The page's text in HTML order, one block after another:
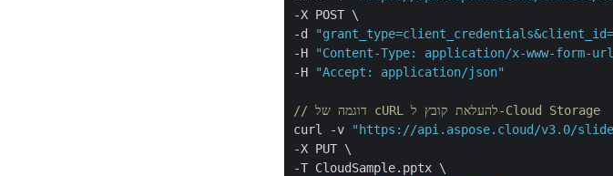
-X POST \
-d
-H
"Content-Type: application/x-www-form-
-H
"Accept: application/json"
// דוגמה של cURL להעלאת קובץ ל-Cloud Storage
curl -v
"https://api.aspose.cloud/v3.0/
-X PUT \
-T CloudSample.pptx \